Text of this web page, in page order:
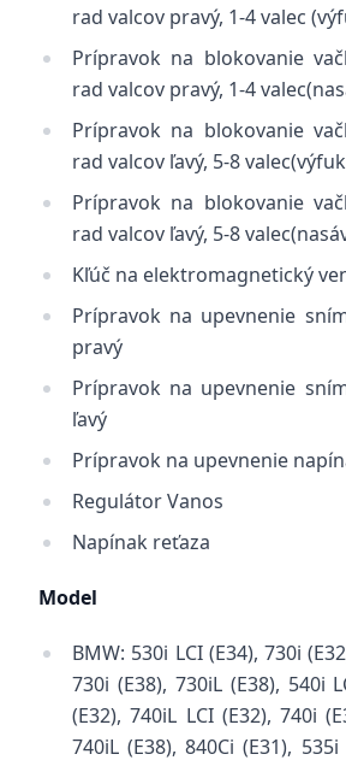
rad valcov pravý, 1-4 valec
Prípravok na blokovanie
rad valcov pravý, 1-4
Prípravok na blokovanie
rad valcov ľavý, 5-8
Prípravok na blokovanie
rad valcov ľavý, 5-8
Kľúč na elektromagnetický
Prípravok na upevnenie
pravý
Prípravok na upevnenie
ľavý
Prípravok na upevnenie
Regulátor Vanos
Napínak reťaza
Model
BMW: 530i LCI (E34), 730i
730i (E38), 730iL (E38), 540i
(E32), 740iL LCI (E32), 740i
740iL (E38), 840Ci (E31), 535i